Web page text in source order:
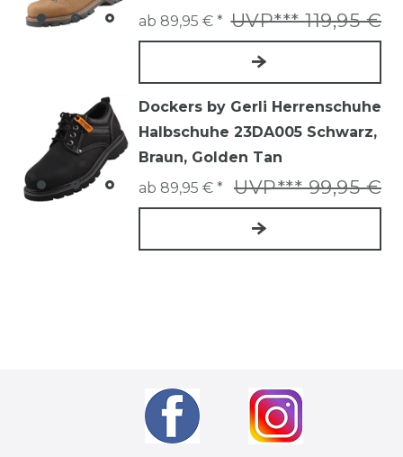
UVP*** 119,95 €
ab 89,95 € *
Dockers by Gerli Herrenschuhe
Halbschuhe 23DA005 Schwarz,
Braun, Golden Tan
UVP*** 99,95 €
ab 89,95 € *